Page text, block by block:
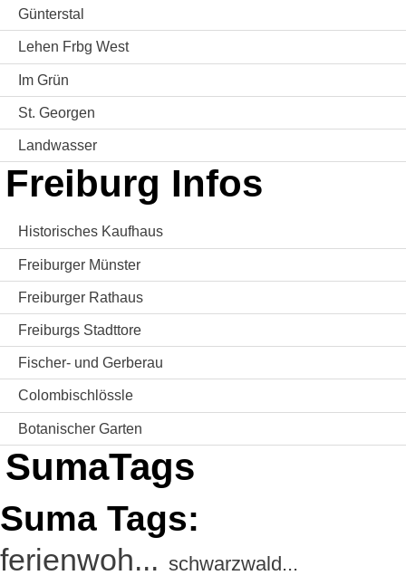
Günterstal
Lehen Frbg West
Im Grün
St. Georgen
Landwasser
Freiburg Infos
Historisches Kaufhaus
Freiburger Münster
Freiburger Rathaus
Freiburgs Stadttore
Fischer- und Gerberau
Colombischlössle
Botanischer Garten
SumaTags
Suma Tags:
ferienwoh... schwarzwald...